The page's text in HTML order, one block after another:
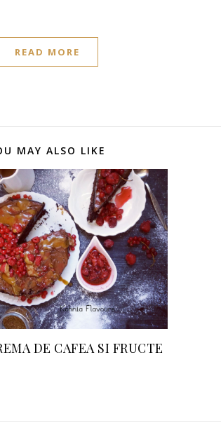
READ MORE
MAY ALSO LIKE
DE CAFEA SI FRUCTE